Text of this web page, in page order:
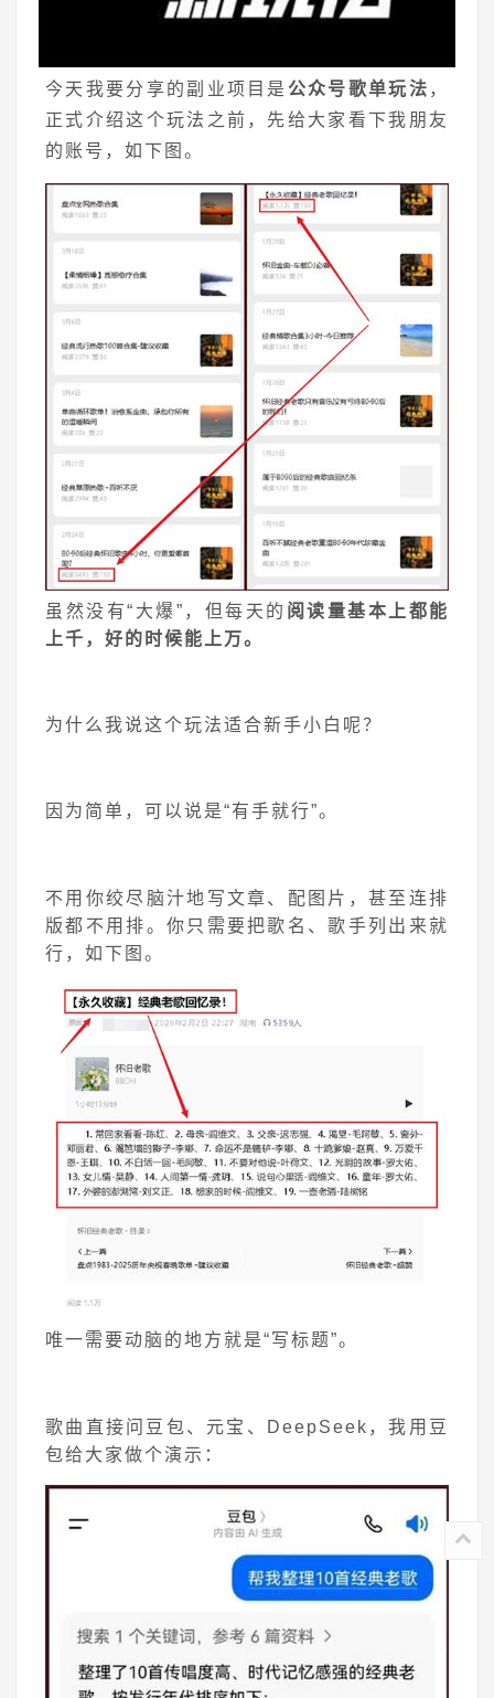
今天我要分享的副业项目是 公众号歌单玩法 ，
正式介绍这个玩法之前，先给大家看下我朋友
的账号，如下图。
虽然没有“大爆”，但每天的 阅读量基本上都能
上千，好的时候能上万。
为什么我说这个玩法适合新手小白呢？
因为简单，可以说是“有手就行”。
不用你绞尽脑汁地写文章、配图片，甚至连排
版都不用排。你只需要把歌名、歌手列出来就
行，如下图。
唯一需要动脑的地方就是“写标题”。
歌曲直接问豆包、元宝、DeepSeek，我用豆
包给大家做个演示：